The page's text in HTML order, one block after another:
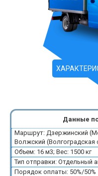
Данные
Маршрут: Дзержинский
Волжский (Волгоградская
Объем: 16 м3; Вес: 1500 кг
Тип отправки: Отдельный
Порядок оплаты: 50%/50%